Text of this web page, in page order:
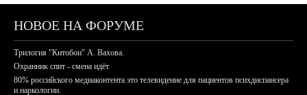
НОВОЕ НА ФОРУМЕ
Трилогия "Китобои" А. Вахова.
Охранник спит - смена идёт
80% российского медиаконтента это телевидение для пациентов психдиспансера
и наркологии.